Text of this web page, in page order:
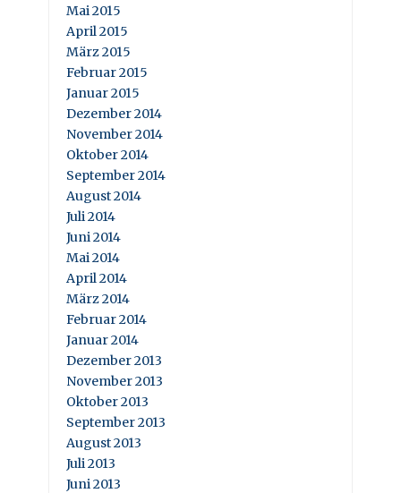
Mai 2015
April 2015
März 2015
Februar 2015
Januar 2015
Dezember 2014
November 2014
Oktober 2014
September 2014
August 2014
Juli 2014
Juni 2014
Mai 2014
April 2014
März 2014
Februar 2014
Januar 2014
Dezember 2013
November 2013
Oktober 2013
September 2013
August 2013
Juli 2013
Juni 2013